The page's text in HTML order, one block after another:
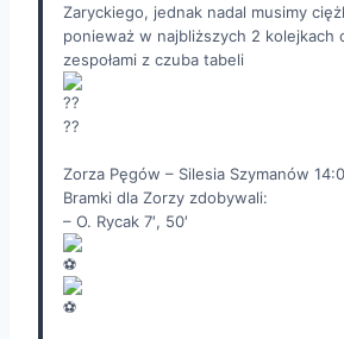
Zaryckiego, jednak nadal musimy
ponieważ w najbliższych 2 kolejkach
zespołami z czuba tabeli
Zorza Pęgów – Silesia Szymanów 14:0
Bramki dla Zorzy zdobywali:
– O. Rycak 7′, 50′